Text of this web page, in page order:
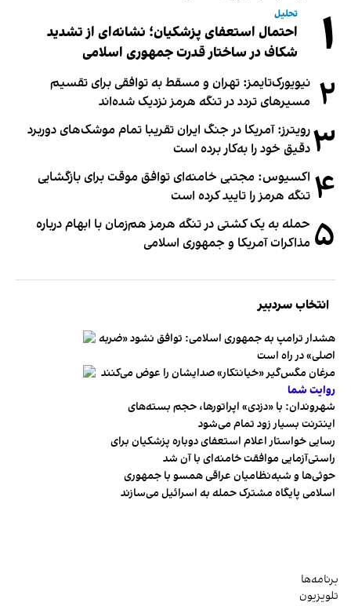
۱ تحلیل
احتمال استعفای پزشکیان؛ نشانه‌ای از تشدید
شکاف در ساختار قدرت جمهوری اسلامی
۲ نیویورک‌تایمز: تهران و مسقط به توافقی برای تقسیم
مسیرهای تردد در تنگه هرمز نزدیک شده‌اند
۳رویترز: آمریکا در جنگ ایران تقریبا تمام موشک‌های دوربرد
دقیق خود را به‌کار برده است
۴ اکسیوس: مجتبی خامنه‌ای توافق موقت برای بازگشایی
تنگه هرمز را تایید کرده است
۵ حمله به یک کشتی در تنگه هرمز هم‌زمان با ابهام درباره
مذاکرات آمریکا و جمهوری اسلامی
انتخاب سردبیر
هشدار ترامپ به جمهوری اسلامی: توافق نشود «ضربه
اصلی» در راه است
مرغان مگس‌گیر «خیانتکار» صدایشان را عوض می‌کنند
روایت شما
شهروندان:‌ با «دزدی» اپراتورها، حجم بسته‌های
اینترنت بسیار زود تمام می‌شود
رسایی خواستار اعلام استعفای دوباره پزشکیان برای
راستی‌آزمایی موافقت خامنه‌ای با آن شد
حوثی‌ها و شبه‌نظامیان عراقی همسو با جمهوری
اسلامی پایگاه مشترک حمله به اسرائیل می‌سازند
برنامه‌ها
تلویزیون